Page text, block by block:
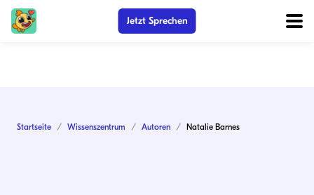
Jetzt Sprechen
Startseite Wissenszentrum Autoren Natalie Barnes